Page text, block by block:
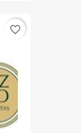
favorite_border